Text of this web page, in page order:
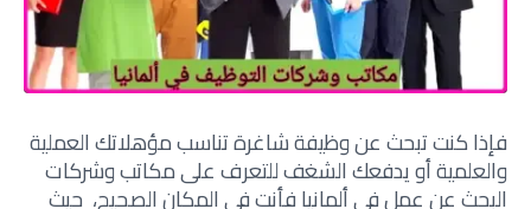
فإذا كنت تبحث عن وظيفة شاغرة تناسب مؤهلاتك العملية
والعلمية أو يدفعك الشغف للتعرف على مكاتب وشركات
البحث عن عمل في ألمانيا فأنت في المكان الصحيح، حيث